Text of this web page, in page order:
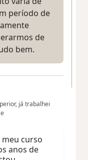
período de
de
bem.
já trabalhei
curso
anos de